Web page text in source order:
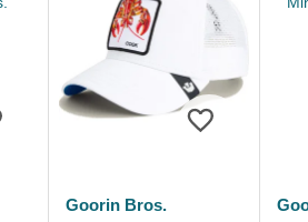
Goorin Bros.